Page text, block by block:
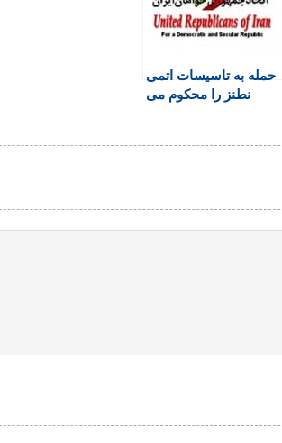
حمله به تاسیسات اتمی
نطنز را محکوم می